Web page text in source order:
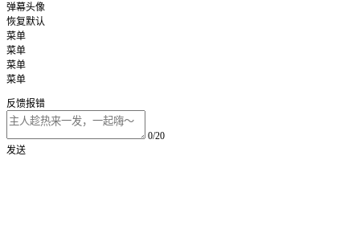
弹幕头像
恢复默认
菜单
菜单
菜单
菜单
反馈报错
0/20
发送